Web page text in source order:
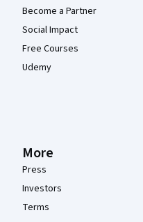
Become a Partner
Social Impact
Free Courses
Udemy
More
Press
Investors
Terms